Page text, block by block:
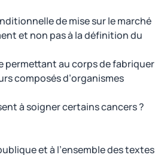
de mise sur le marché
et non pas à la définition du
permettant au corps de fabriquer
composés d’organismes
à soigner certains cancers ?
et à l’ensemble des textes